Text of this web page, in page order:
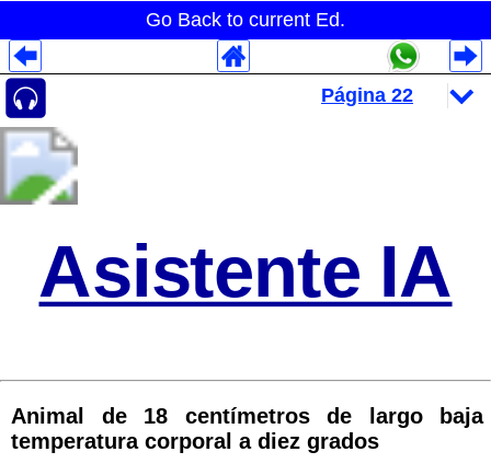
Go Back to current Ed.
Asistente IA
Animal de 18 centímetros de largo baja
temperatura corporal a diez grados
Despliegues Analytics
Despliegues Totales
Despliegues por Rubros